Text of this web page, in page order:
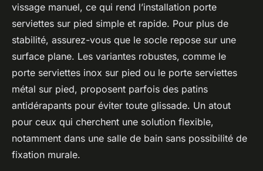
vissage manuel, ce qui rend l’installation porte
serviettes sur pied simple et rapide. Pour plus de
stabilité, assurez-vous que le socle repose sur une
surface plane. Les variantes robustes, comme le
porte serviettes inox sur pied ou le porte serviettes
métal sur pied, proposent parfois des patins
antidérapants pour éviter toute glissade. Un atout
pour ceux qui cherchent une solution flexible,
notamment dans une salle de bain sans possibilité de
fixation murale.